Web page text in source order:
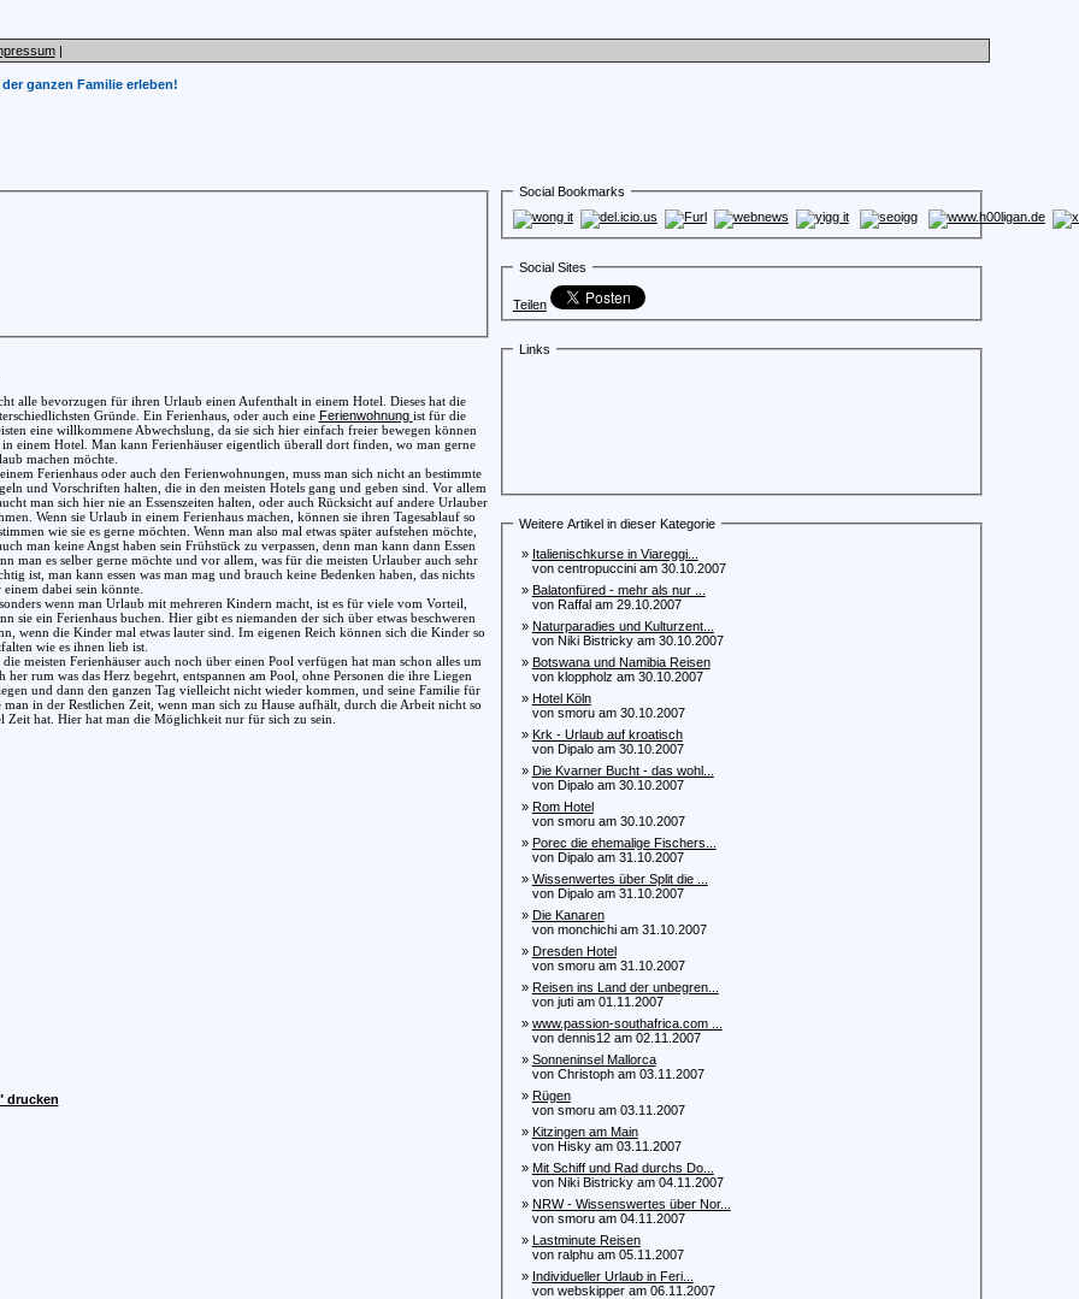
|
ganzen Familie erleben!
alle bevorzugen für ihren Urlaub einen Aufenthalt in einem Hotel. Dieses hat die
Gründe. Ein Ferienhaus, oder auch eine Ferienwohnung ist für die
eine willkommene Abwechslung, da sie sich hier einfach freier bewegen können
in einem Hotel. Man kann Ferienhäuser eigentlich überall dort finden, wo man gerne
machen möchte.
Ferienhaus oder auch den Ferienwohnungen, muss man sich nicht an bestimmte
und Vorschriften halten, die in den meisten Hotels gang und geben sind. Vor allem
man sich hier nie an Essenszeiten halten, oder auch Rücksicht auf andere Urlauber
Wenn sie Urlaub in einem Ferienhaus machen, können sie ihren Tagesablauf so
wie sie es gerne möchten. Wenn man also mal etwas später aufstehen möchte,
man keine Angst haben sein Frühstück zu verpassen, denn man kann dann Essen
man es selber gerne möchte und vor allem, was für die meisten Urlauber auch sehr
ist, man kann essen was man mag und brauch keine Bedenken haben, das nichts
einem dabei sein könnte.
wenn man Urlaub mit mehreren Kindern macht, ist es für viele vom Vorteil,
sie ein Ferienhaus buchen. Hier gibt es niemanden der sich über etwas beschweren
wenn die Kinder mal etwas lauter sind. Im eigenen Reich können sich die Kinder so
wie es ihnen lieb ist.
die meisten Ferienhäuser auch noch über einen Pool verfügen hat man schon alles um
her rum was das Herz begehrt, entspannen am Pool, ohne Personen die ihre Liegen
und dann den ganzen Tag vielleicht nicht wieder kommen, und seine Familie für
man in der Restlichen Zeit, wenn man sich zu Hause aufhält, durch die Arbeit nicht so
Zeit hat. Hier hat man die Möglichkeit nur für sich zu sein.
drucken
Social Bookmarks
Social Sites
Teilen
Links
Weitere Artikel in dieser Kategorie
» Italienischkurse in Viareggi...
von centropuccini am 30.10.2007
» Balatonfüred - mehr als nur ...
von Raffal am 29.10.2007
» Naturparadies und Kulturzent...
von Niki Bistricky am 30.10.2007
» Botswana und Namibia Reisen
von kloppholz am 30.10.2007
» Hotel Köln
von smoru am 30.10.2007
» Krk - Urlaub auf kroatisch
von Dipalo am 30.10.2007
» Die Kvarner Bucht - das wohl...
von Dipalo am 30.10.2007
» Rom Hotel
von smoru am 30.10.2007
» Porec die ehemalige Fischers...
von Dipalo am 31.10.2007
» Wissenwertes über Split die ...
von Dipalo am 31.10.2007
» Die Kanaren
von monchichi am 31.10.2007
» Dresden Hotel
von smoru am 31.10.2007
» Reisen ins Land der unbegren...
von juti am 01.11.2007
» www.passion-southafrica.com ...
von dennis12 am 02.11.2007
» Sonneninsel Mallorca
von Christoph am 03.11.2007
» Rügen
von smoru am 03.11.2007
» Kitzingen am Main
von Hisky am 03.11.2007
» Mit Schiff und Rad durchs Do...
von Niki Bistricky am 04.11.2007
» NRW - Wissenswertes über Nor...
von smoru am 04.11.2007
» Lastminute Reisen
von ralphu am 05.11.2007
» Individueller Urlaub in Feri...
von webskipper am 06.11.2007